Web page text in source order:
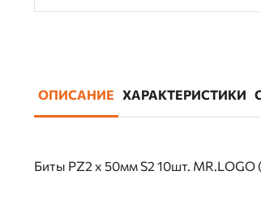
ОПИСАНИЕ ХАРАКТЕРИСТИКИ
Биты PZ2 х 50мм S2 10шт. MR.LOGO